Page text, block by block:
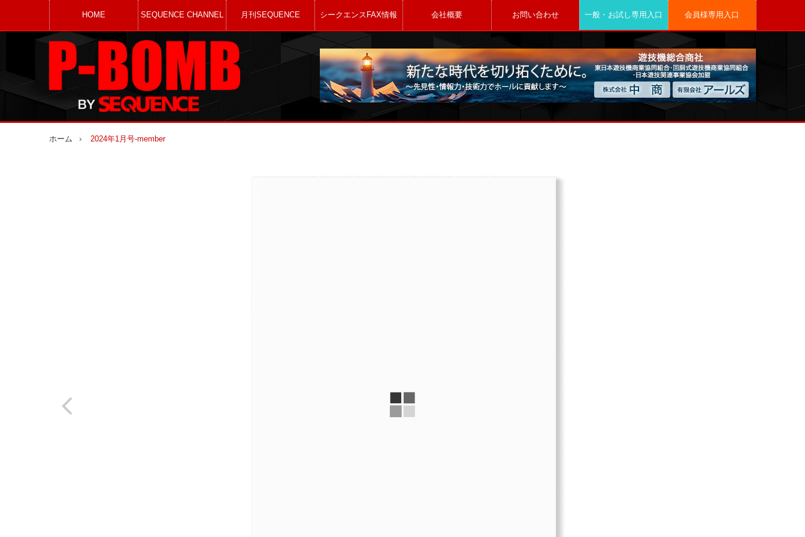
HOME SEQUENCE CHANNEL 月刊SEQUENCE シークエンスFAX情報 会社概要 お問い合わせ 一般・お試し専用入口 会員様専用入口
ホーム 2024年1月号-member